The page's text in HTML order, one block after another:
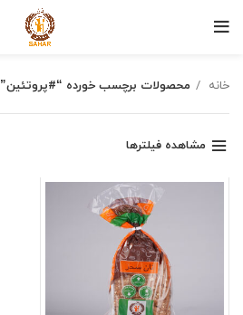
خانه محصولات برچسب خورده “#پروتئین”
مشاهده فیلترها